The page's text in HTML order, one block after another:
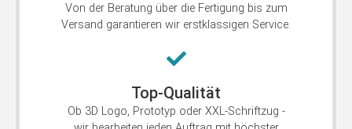
Von der Beratung über die Fertigung bis zum
Versand garantieren wir erstklassigen Service.
Top-Qualität
Ob 3D Logo, Prototyp oder XXL-Schriftzug -